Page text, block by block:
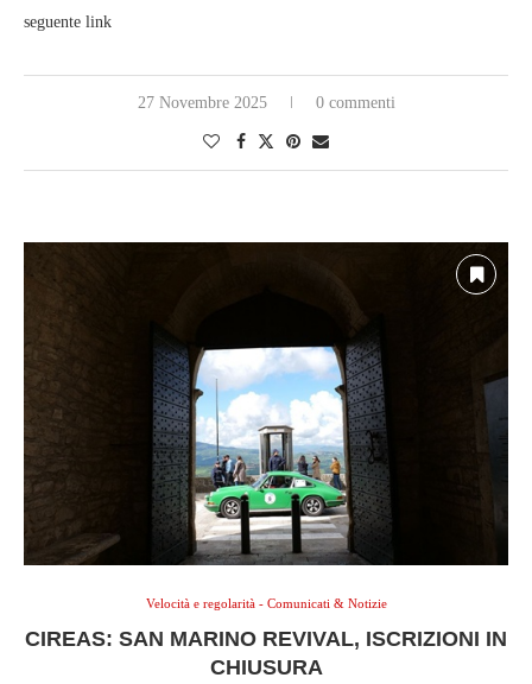
seguente link
27 Novembre 2025 0 commenti
Velocità e regolarità - Comunicati & Notizie
CIREAS: SAN MARINO REVIVAL, ISCRIZIONI IN
CHIUSURA